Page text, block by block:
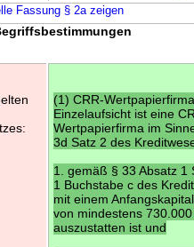
Fassung § 2a zeigen
(1) CRR-
Einzelaufsicht ist eine
Wertpapierfirma im
3d Satz 2 des
1. gemäß § 33 Absatz 1
1 Buchstabe c des
mit einem
von mindestens
auszustatten ist und